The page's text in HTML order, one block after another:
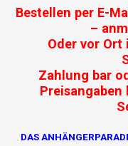
Bestellen per E-
–
Oder vor
Zahlung bar
DAS